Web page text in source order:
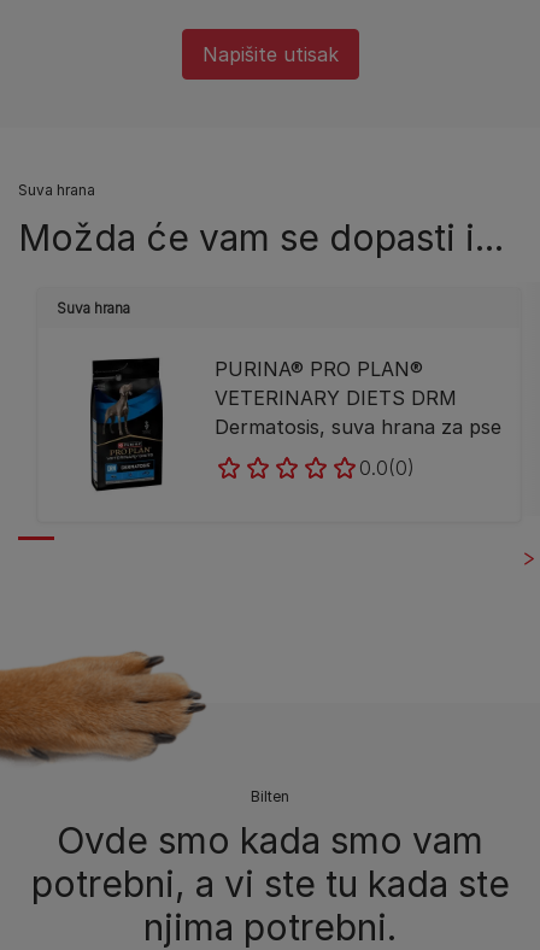
Napišite utisak
Suva hrana
Možda će vam se dopasti i...
Suva hrana
PURINA® PRO PLAN®
VETERINARY DIETS DRM
Dermatosis, suva hrana za pse
0.0(0)
Bilten​
Ovde smo kada smo vam
potrebni, a vi ste tu kada ste
njima potrebni.